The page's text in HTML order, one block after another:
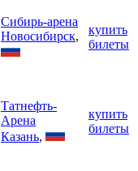
Сибирь-арена
Новосибирск,
купить
билеты
Татнефть-
Арена
Казань,
купить
билеты